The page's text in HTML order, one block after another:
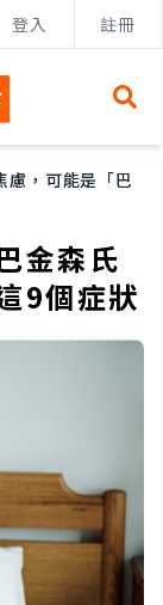
登入 註冊
慮，可能是「巴
金森氏
9個症狀